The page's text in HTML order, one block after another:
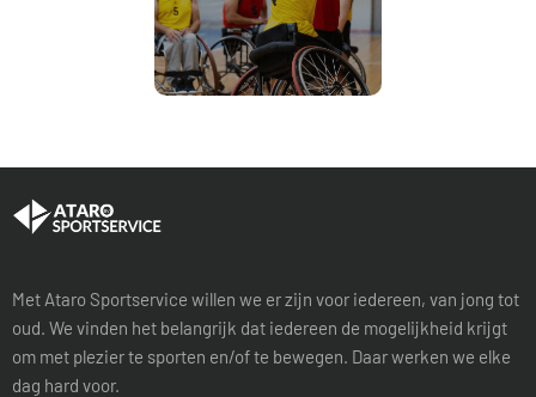
Met Ataro Sportservice willen we er zijn voor iedereen, van jong tot
oud. We vinden het belangrijk dat iedereen de mogelijkheid krijgt
om met plezier te sporten en/of te bewegen. Daar werken we elke
dag hard voor.